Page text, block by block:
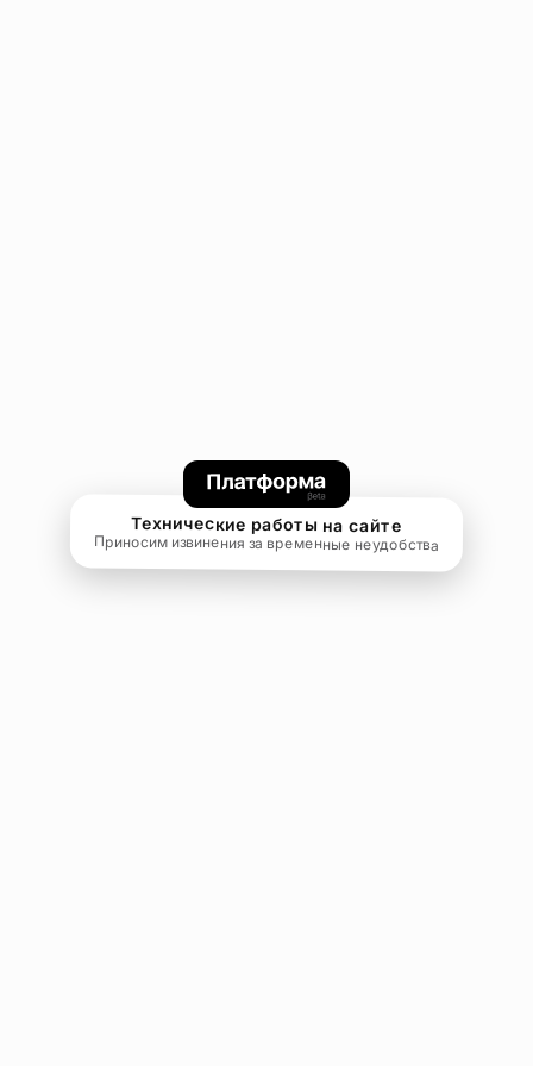
Технические работы на сайте
Приносим извинения за временные неудобства